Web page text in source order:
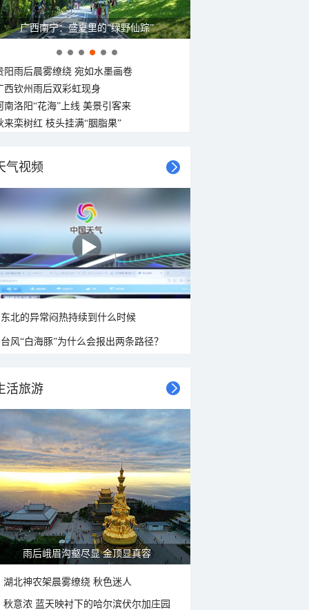
广西南宁：盛夏里的“绿野仙踪”
阳雨后晨雾缭绕 宛如水墨画卷
西钦州雨后双彩虹现身
南洛阳“花海”上线 美景引客来
来栾树红 枝头挂满“胭脂果”
气视频
东北的异常闷热持续到什么时候
台风“白海豚”为什么会报出两条路径？
活旅游
雨后峨眉沟壑尽显 金顶显真容
湖北神农架晨雾缭绕 秋色迷人
秋意浓 蓝天映衬下的哈尔滨伏尔加庄园